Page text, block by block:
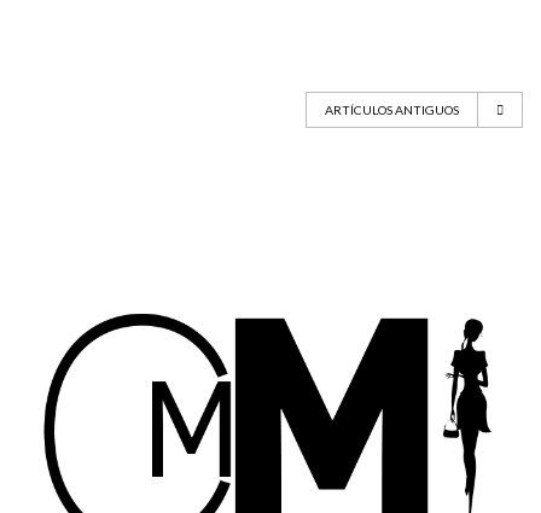
ARTÍCULOS ANTIGUOS